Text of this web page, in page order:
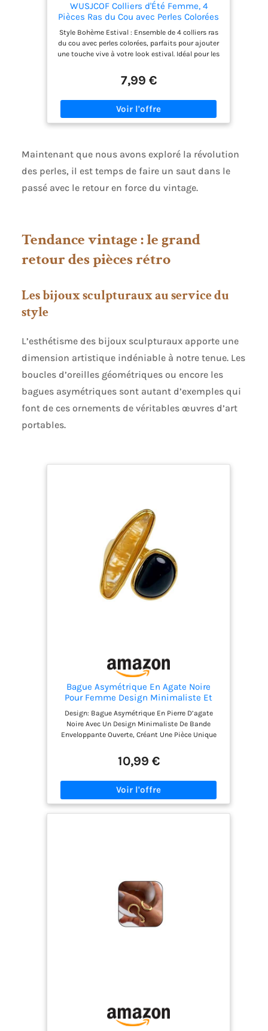
WUSJCOF Colliers d'Été Femme, 4
Pièces Ras du Cou avec Perles Colorées
Bohème, Collier Ajustable pour
Vacances et Usage Quotidien
Style Bohème Estival : Ensemble de 4 colliers ras
du cou avec perles colorées, parfaits pour ajouter
une touche vive à votre look estival. Idéal pour les
décontracté Matériaux de Haute Qualité :
Fabriqués à la main avec des perles de verre
pour durer dans le temps sans se décolorer, en
conservant des couleurs brillantes et vives Design
exigences. Parfaits pour être portés comme ras du
cou ou collier plus long Accessoire Polyvalent :
Idéal pour les vacances, les journées à la plage, les
fêtes estivales ou simplement pour ajouter une
touche de couleur à votre tenue quotidienne. Un
les anniversaires de mariage ou simplement pour
surprendre une personne spéciale avec un bijou
élégant et significatif
7,99 €
Maintenant que nous avons exploré la révolution
des perles, il est temps de faire un saut dans le
passé avec le retour en force du vintage.
Tendance vintage : le grand
retour des pièces rétro
Les bijoux sculpturaux au service du
style
L’esthétisme des bijoux sculpturaux apporte une
dimension artistique indéniable à notre tenue. Les
boucles d’oreilles géométriques ou encore les
bagues asymétriques sont autant d’exemples qui
font de ces ornements de véritables œuvres d’art
portables.
Bague Asymétrique En Agate Noire
Pour Femme Design Minimaliste Et
Ajustable Anneau De Pouce Promesse
Plaqué Or Style Enveloppant Ouvert
Confortable Élégante Pour Mariage
Cadeau Bijou Unique Intemporel
Design: Bague Asymétrique En Pierre D’agate
Noire Avec Un Design Minimaliste De Bande
Enveloppante Ouverte, Créant Une Pièce Unique
Une Touche Moderne Et Artistique. Leur Nature
Empilable Offre Une Polyvalence Dans Le Style
Ajustement Confortable Du Dimensionnement, Ce
Qui La Rend Adaptée à La Plupart Des Tailles De
à Empiler Avec D’autres Bagues Pour Un Look Mix
Et Match Tendance. Parfait Comme Une Bague De
Déclaration De Mode, Bague De Promesse, Ou Une
Alternative De Bande De Mariage Avec Son Appel
Esthétique Moderne Contenu : Bijoux Tendance
10,99 €